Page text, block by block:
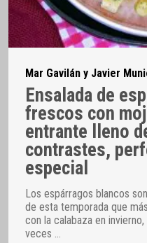
Mar Gavilán y Javier
Ensalada de
frescos con
entrante lleno
contrastes,
especial
Los espárragos blancos
de esta temporada que
con la calabaza en
veces …